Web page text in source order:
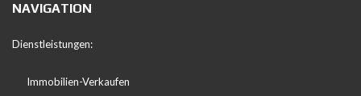
NAVIGATION
Dienstleistungen:
Immobilien-Verkaufen